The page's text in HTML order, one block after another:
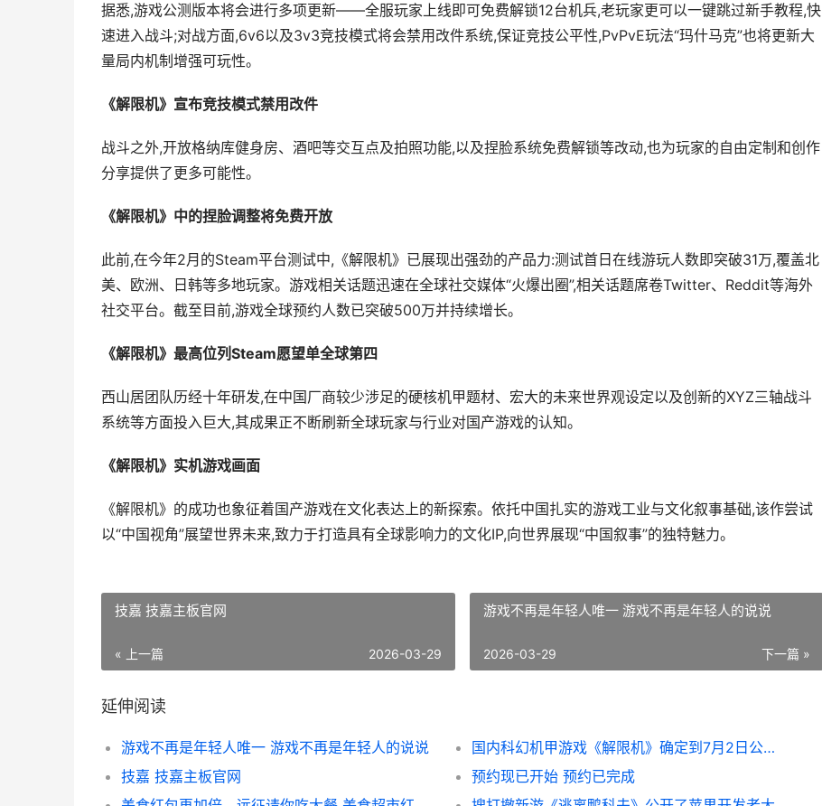
据悉,游戏公测版本将会进行多项更新——全服玩家上线即可免费解锁12台机兵,老玩家更可以一键跳过新手教程,快
速进入战斗;对战方面,6v6以及3v3竞技模式将会禁用改件系统,保证竞技公平性,PvPvE玩法“玛什马克”也将更新大
量局内机制增强可玩性。
《解限机》宣布竞技模式禁用改件
战斗之外,开放格纳库健身房、酒吧等交互点及拍照功能,以及捏脸系统免费解锁等改动,也为玩家的自由定制和创作
分享提供了更多可能性。
《解限机》中的捏脸调整将免费开放
此前,在今年2月的Steam平台测试中,《解限机》已展现出强劲的产品力:测试首日在线游玩人数即突破31万,覆盖北
美、欧洲、日韩等多地玩家。游戏相关话题迅速在全球社交媒体“火爆出圈”,相关话题席卷Twitter、Reddit等海外
社交平台。截至目前,游戏全球预约人数已突破500万并持续增长。
《解限机》最高位列Steam愿望单全球第四
西山居团队历经十年研发,在中国厂商较少涉足的硬核机甲题材、宏大的未来世界观设定以及创新的XYZ三轴战斗
系统等方面投入巨大,其成果正不断刷新全球玩家与行业对国产游戏的认知。
《解限机》实机游戏画面
《解限机》的成功也象征着国产游戏在文化表达上的新探索。依托中国扎实的游戏工业与文化叙事基础,该作尝试
以“中国视角”展望世界未来,致力于打造具有全球影响力的文化IP,向世界展现“中国叙事”的独特魅力。
技嘉 技嘉主板官网
« 上一篇 2026-03-29
游戏不再是年轻人唯一 游戏不再是年轻人的说说
下一篇 »
2026-03-29
延伸阅读
游戏不再是年轻人唯一 游戏不再是年轻人的说说
国内科幻机甲游戏《解限机》确定到7月2日公开测试，登顶Steam国内游戏愿望单榜首 国内科幻机甲游戏排名
技嘉 技嘉主板官网
预约现已开始 预约已完成